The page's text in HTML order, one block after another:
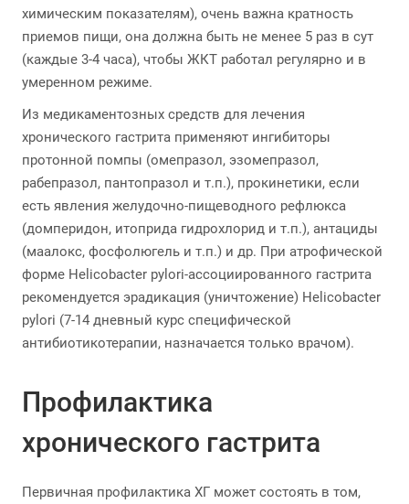
химическим показателям), очень важна кратность
приемов пищи, она должна быть не менее 5 раз в сут
(каждые 3-4 часа), чтобы ЖКТ работал регулярно и в
умеренном режиме.
Из медикаментозных средств для лечения
хронического гастрита применяют ингибиторы
протонной помпы (омепразол, эзомепразол,
рабепразол, пантопразол и т.п.), прокинетики, если
есть явления желудочно-пищеводного рефлюкса
(домперидон, итоприда гидрохлорид и т.п.), антациды
(маалокс, фосфолюгель и т.п.) и др. При атрофической
форме Helicobacter pylori-ассоциированного гастрита
рекомендуется эрадикация (уничтожение) Helicobacter
pylori (7-14 дневный курс специфической
антибиотикотерапии, назначается только врачом).
Профилактика
хронического гастрита
Первичная профилактика ХГ может состоять в том,